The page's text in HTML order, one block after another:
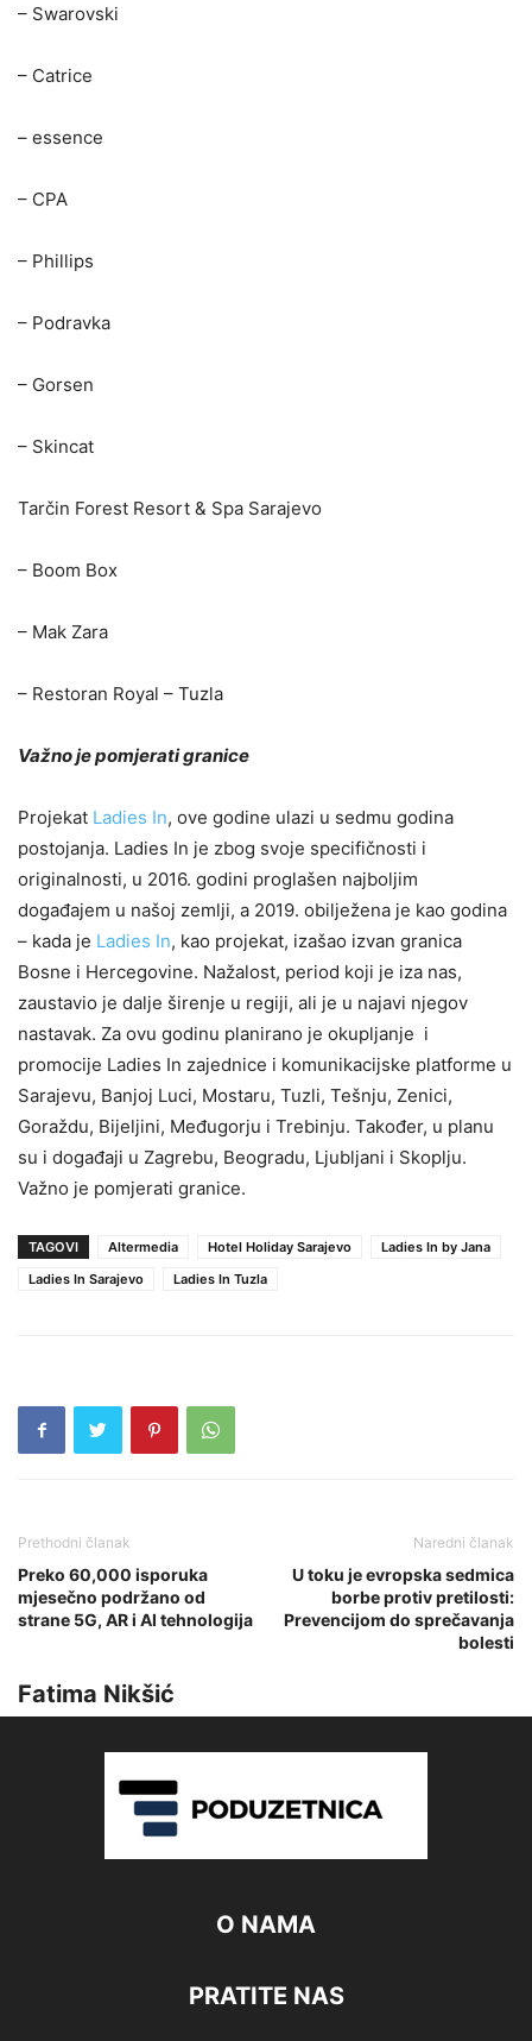
– Swarovski
– Catrice
– essence
– CPA
– Phillips
– Podravka
– Gorsen
– Skincat
Tarčin Forest Resort & Spa Sarajevo
– Boom Box
– Mak Zara
– Restoran Royal – Tuzla
Važno je pomjerati granice
Projekat Ladies In, ove godine ulazi u sedmu godina
postojanja. Ladies In je zbog svoje specifičnosti i
originalnosti, u 2016. godini proglašen najboljim
događajem u našoj zemlji, a 2019. obilježena je kao godina
– kada je Ladies In, kao projekat, izašao izvan granica
Bosne i Hercegovine. Nažalost, period koji je iza nas,
zaustavio je dalje širenje u regiji, ali je u najavi njegov
nastavak. Za ovu godinu planirano je okupljanje i
promocije Ladies In zajednice i komunikacijske platforme u
Sarajevu, Banjoj Luci, Mostaru, Tuzli, Tešnju, Zenici,
Goraždu, Bijeljini, Međugorju i Trebinju. Također, u planu
su i događaji u Zagrebu, Beogradu, Ljubljani i Skoplju.
Važno je pomjerati granice.
TAGOVI Altermedia Hotel Holiday Sarajevo
Ladies In by Jana
Ladies In Sarajevo
Ladies In Tuzla
Prethodni članak
Preko 60,000 isporuka
mjesečno podržano od
strane 5G, AR i AI tehnologija
Naredni članak
U toku je evropska sedmica
borbe protiv pretilosti:
Prevencijom do sprečavanja
bolesti
Fatima Nikšić
O NAMA
PRATITE NAS